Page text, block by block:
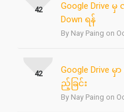
Google Drive
Down ရန်
By Nay Paing on
42
Google Drive
ည့်ခြင်း
By Nay Paing on
42